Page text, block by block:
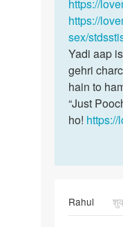
https://
https://
sex/
Yadi aap
gehri
hain to
“Just
ho! https://
Rahul